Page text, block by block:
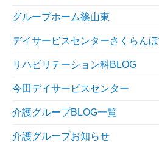
グループホーム篠山東
デイサービスセンターさくらんぼ
リハビリテーション科BLOG
今田デイサービスセンター
介護グループBLOG一覧
介護グループお知らせ